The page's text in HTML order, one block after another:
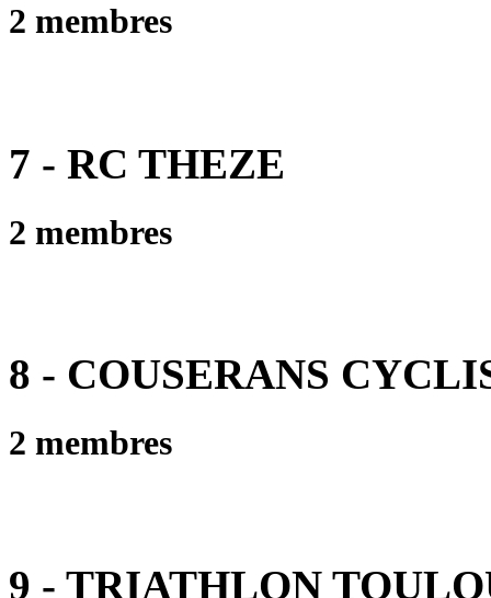
2 membres
7 - RC THEZE
2 membres
8 - COUSERANS
2 membres
9 - TRIATHLON